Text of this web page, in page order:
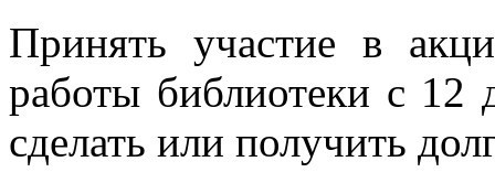
Принять участие в
работы библиотеки с 12
сделать или получить